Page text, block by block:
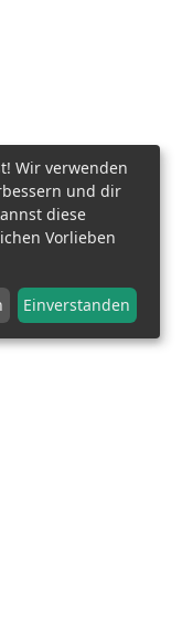
Wir verwenden
und dir
diese
Vorlieben
Einverstanden